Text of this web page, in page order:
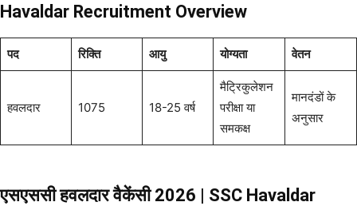
Havaldar Recruitment Overview
पद रिक्ति आयु योग्यता वेतन
हवलदार 1075 18-25 वर्ष
मैट्रिकुलेशन
परीक्षा या
समकक्ष
मानदंडों के
अनुसार
एसएससी हवलदार वैकेंसी 2026 | SSC Havaldar